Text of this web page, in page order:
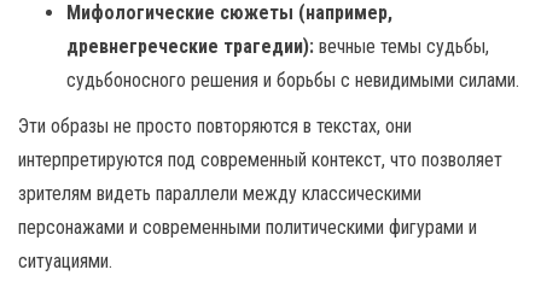
Мифологические сюжеты (например,
древнегреческие трагедии): вечные темы судьбы,
судьбоносного решения и борьбы с невидимыми силами.
Эти образы не просто повторяются в текстах, они
интерпретируются под современный контекст, что позволяет
зрителям видеть параллели между классическими
персонажами и современными политическими фигурами и
ситуациями.